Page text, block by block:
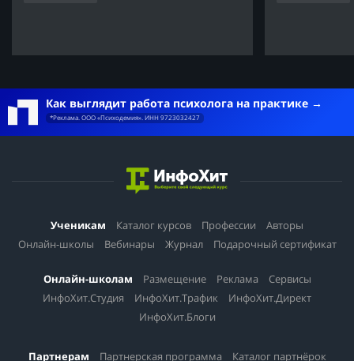
Как выглядит работа психолога на практике
*Реклама. ООО «Психодемия». ИНН 9723032427
Ученикам Каталог курсов Профессии
Авторы
Онлайн-школы
Вебинары Журнал Подарочный сертификат
Онлайн-школам Размещение Реклама
Сервисы
ИнфоХит.Студия
ИнфоХит.Трафик
ИнфоХит.Директ
ИнфоХит.Блоги
Партнерам Партнерская программа Каталог партнёрок